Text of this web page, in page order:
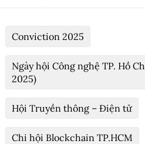
Conviction 2025
Ngày hội Công nghệ TP. Hồ
2025)
Hội Truyền thông – Điện tử
Chi hội Blockchain TP.HCM